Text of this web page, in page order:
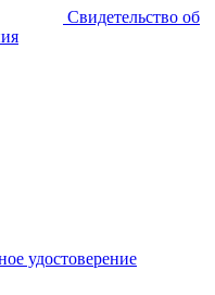
Свидетельство об
удостоверение